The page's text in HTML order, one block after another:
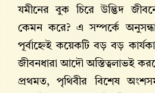
যমীনের বুক চিরে উদ্ভিদ
কেমন করে? এ সম্পর্কে
পূর্বাহ্নেই কয়েকটি বড় বড়
জীবনধারা আদৌ অস্তিত্বলাভই
প্রথমত, পৃথিবীর বিশেষ